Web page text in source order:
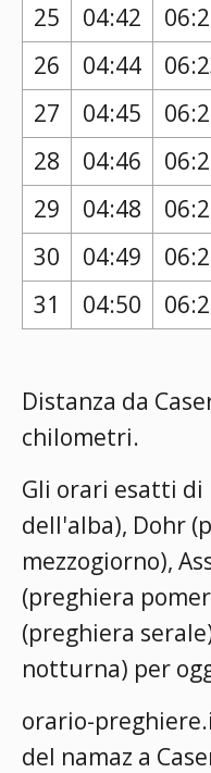
25
04:42
26
04:44
27
04:45
28
04:46
29
04:48
30
04:49
31
04:50
Distanza da
chilometri.
Gli orari esatti di
dell'alba), Dohr
mezzogiorno),
(preghiera
(preghiera
notturna) per
orario-
del namaz a